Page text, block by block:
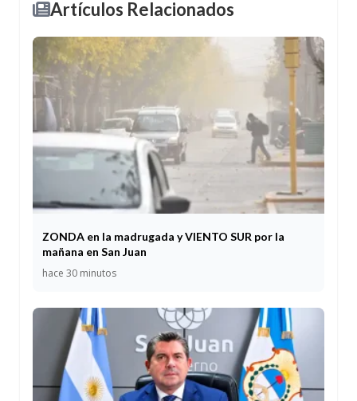
Artículos Relacionados
ZONDA en la madrugada y VIENTO SUR por la
mañana en San Juan
hace 30 minutos